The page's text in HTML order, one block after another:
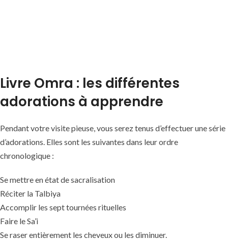
Livre Omra : les différentes
adorations à apprendre
Pendant votre visite pieuse, vous serez tenus d’effectuer une série
d’adorations. Elles sont les suivantes dans leur ordre
chronologique :
Se mettre en état de sacralisation
Réciter la Talbiya
Accomplir les sept tournées rituelles
Faire le Sa’i
Se raser entièrement les cheveux ou les diminuer.